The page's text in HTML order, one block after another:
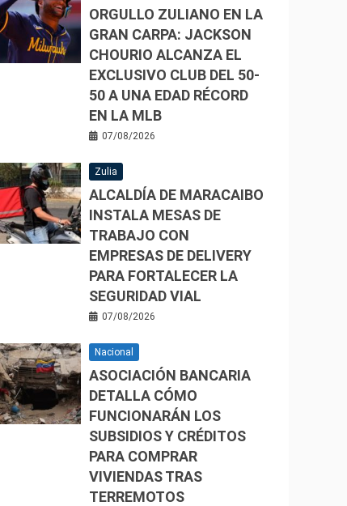
ORGULLO ZULIANO EN LA
GRAN CARPA: JACKSON
CHOURIO ALCANZA EL
EXCLUSIVO CLUB DEL 50-
50 A UNA EDAD RÉCORD
EN LA MLB
07/08/2026
Zulia
ALCALDÍA DE MARACAIBO
INSTALA MESAS DE
TRABAJO CON
EMPRESAS DE DELIVERY
PARA FORTALECER LA
SEGURIDAD VIAL
07/08/2026
Nacional
ASOCIACIÓN BANCARIA
DETALLA CÓMO
FUNCIONARÁN LOS
SUBSIDIOS Y CRÉDITOS
PARA COMPRAR
VIVIENDAS TRAS
TERREMOTOS